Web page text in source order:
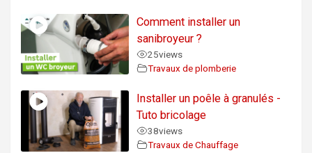
Comment installer un
sanibroyeur ?
25views
Travaux de plomberie
Installer un poêle à granulés -
Tuto bricolage
38views
Travaux de Chauffage